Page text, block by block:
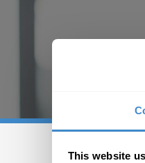
This website